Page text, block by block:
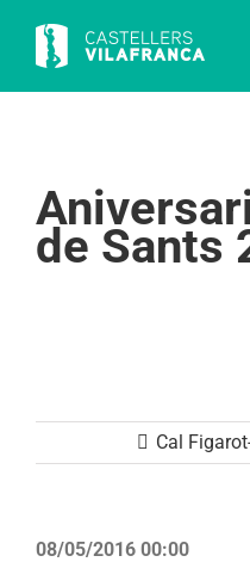
content
de Sants
Cal
08/05/2016 00:00